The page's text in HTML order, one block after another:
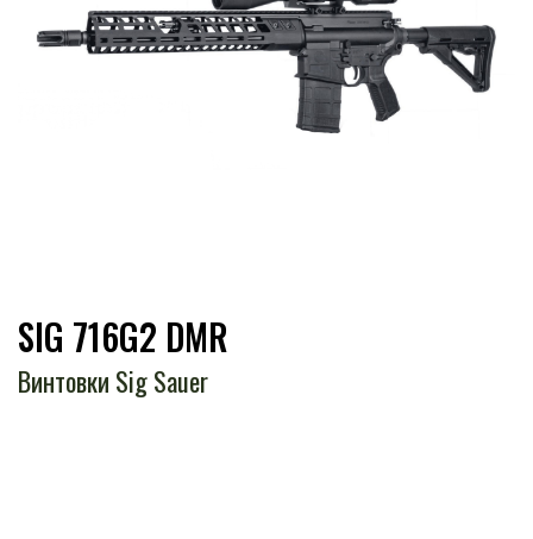
SIG 716G2 DMR
Винтовки Sig Sauer